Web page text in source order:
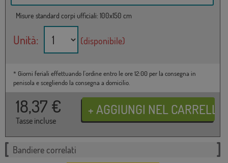
Misure standard corpi ufficiali: 100x150 cm
Unità: (disponibile)
* Giorni feriali effettuando l'ordine entro le ore 12:00 per la consegna in
penisola e scegliendo la consegna a domicilio.
18,37 €
Tasse incluse
Bandiere correlati